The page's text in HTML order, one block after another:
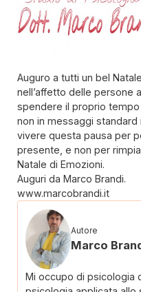
Auguro a tutti un bel
nell’affetto delle persone
spendere il proprio
non in messaggi
vivere questa pausa per
presente, e non per
Natale di Emozioni.
Auguri da Marco Brandi.
www.marcobrandi.it
Autore
Marco
Mi occupo di psicologia